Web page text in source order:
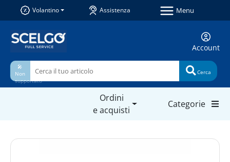
Volantino Assistenza Menu
Account
🎤
Non
supportato
Cerca
Ordini
e acquisti
Categorie